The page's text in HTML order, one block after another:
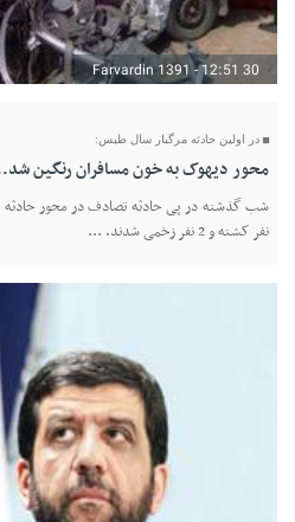
30 Farvardin 1391 - 12:51
در اولین حادثه مرگبار سال طبس:
محور دیهوک به خون مسافران رنگین
نفر کشته و 2 نفر زخمی شدند. ...